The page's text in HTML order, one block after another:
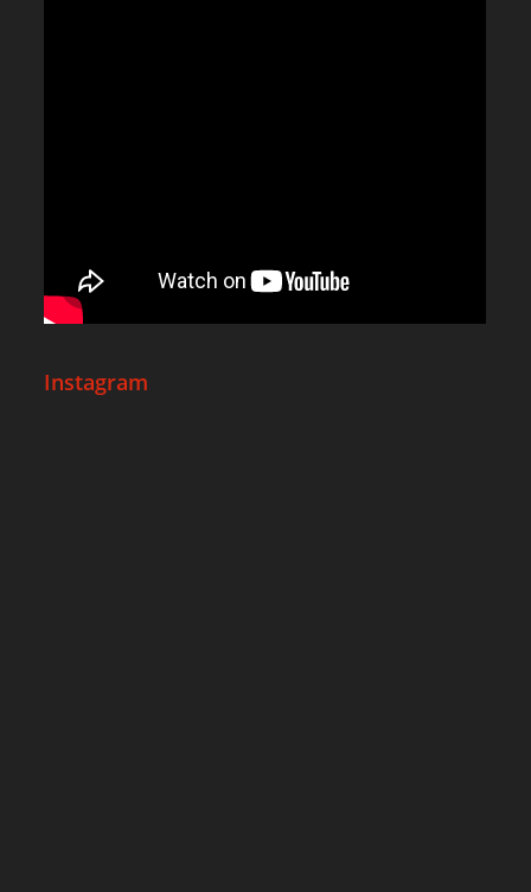
Instagram